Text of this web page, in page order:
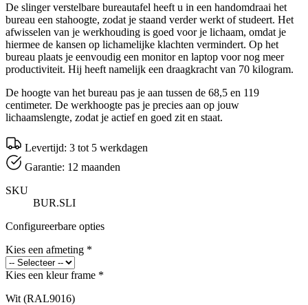
De slinger verstelbare bureautafel heeft u in een handomdraai het
bureau een stahoogte, zodat je staand verder werkt of studeert. Het
afwisselen van je werkhouding is goed voor je lichaam, omdat je
hiermee de kansen op lichamelijke klachten vermindert. Op het
bureau plaats je eenvoudig een monitor en laptop voor nog meer
productiviteit. Hij heeft namelijk een draagkracht van 70 kilogram.
De hoogte van het bureau pas je aan tussen de 68,5 en 119
centimeter. De werkhoogte pas je precies aan op jouw
lichaamslengte, zodat je actief en goed zit en staat.
Levertijd: 3 tot 5 werkdagen
Garantie: 12 maanden
SKU
BUR.SLI
Configureerbare opties
Kies een afmeting *
Kies een kleur frame *
Wit (RAL9016)